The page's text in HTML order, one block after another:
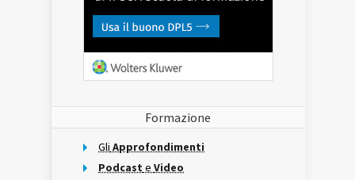
Formazione
Gli Approfondimenti
Podcast e Video